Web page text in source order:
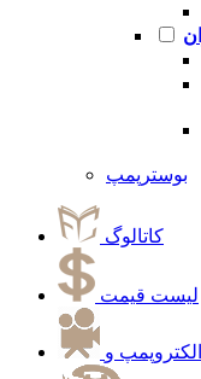
بوسترپمپ
کاتالوگ
لیست قیمت